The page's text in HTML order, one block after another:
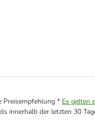
Preisempfehlung * Es gelten
innerhalb der letzten 30